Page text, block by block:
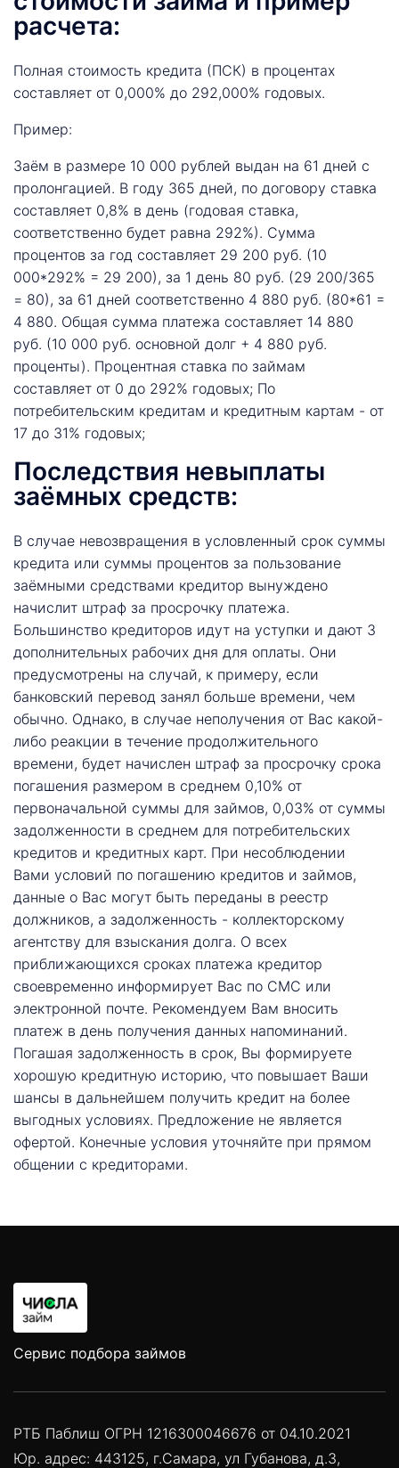
расчета:
Полная стоимость кредита (ПСК) в процентах
составляет от 0,000% до 292,000% годовых.
Пример:
Заём в размере 10 000 рублей выдан на 61 дней с
пролонгацией. В году 365 дней, по договору ставка
составляет 0,8% в день (годовая ставка,
соответственно будет равна 292%). Сумма
процентов за год составляет 29 200 руб. (10
000*292% = 29 200), за 1 день 80 руб. (29 200/365
= 80), за 61 дней соответственно 4 880 руб. (80*61 =
4 880. Общая сумма платежа составляет 14 880
руб. (10 000 руб. основной долг + 4 880 руб.
проценты). Процентная ставка по займам
составляет от 0 до 292% годовых; По
потребительским кредитам и кредитным картам - от
17 до 31% годовых;
Последствия невыплаты
заёмных средств:
В случае невозвращения в условленный срок суммы
кредита или суммы процентов за пользование
заёмными средствами кредитор вынуждено
начислит штраф за просрочку платежа.
Большинство кредиторов идут на уступки и дают 3
дополнительных рабочих дня для оплаты. Они
предусмотрены на случай, к примеру, если
банковский перевод занял больше времени, чем
обычно. Однако, в случае неполучения от Вас какой-
либо реакции в течение продолжительного
времени, будет начислен штраф за просрочку срока
погашения размером в среднем 0,10% от
первоначальной суммы для займов, 0,03% от суммы
задолженности в среднем для потребительских
кредитов и кредитных карт. При несоблюдении
Вами условий по погашению кредитов и займов,
данные о Вас могут быть переданы в реестр
должников, а задолженность - коллекторскому
агентству для взыскания долга. О всех
приближающихся сроках платежа кредитор
своевременно информирует Вас по СМС или
электронной почте. Рекомендуем Вам вносить
платеж в день получения данных напоминаний.
Погашая задолженность в срок, Вы формируете
хорошую кредитную историю, что повышает Ваши
шансы в дальнейшем получить кредит на более
выгодных условиях. Предложение не является
офертой. Конечные условия уточняйте при прямом
общении с кредиторами.
Сервис подбора займов
РТБ Паблиш ОГРН 1216300046676 от 04.10.2021
Юр. адрес: 443125, г.Самара, ул Губанова, д.3,